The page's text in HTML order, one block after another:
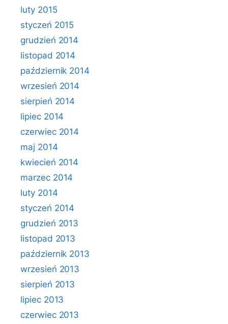
luty 2015
styczeń 2015
grudzień 2014
listopad 2014
październik 2014
wrzesień 2014
sierpień 2014
lipiec 2014
czerwiec 2014
maj 2014
kwiecień 2014
marzec 2014
luty 2014
styczeń 2014
grudzień 2013
listopad 2013
październik 2013
wrzesień 2013
sierpień 2013
lipiec 2013
czerwiec 2013